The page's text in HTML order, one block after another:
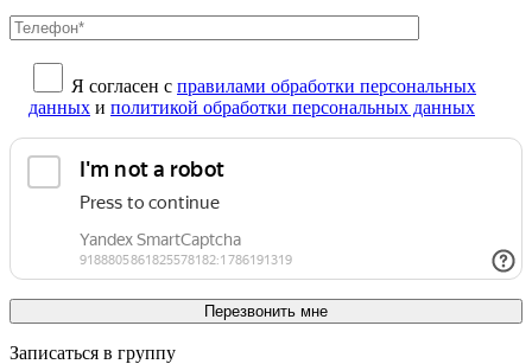
Я согласен с правилами обработки персональных
данных и политикой обработки персональных данных
Записаться в группу